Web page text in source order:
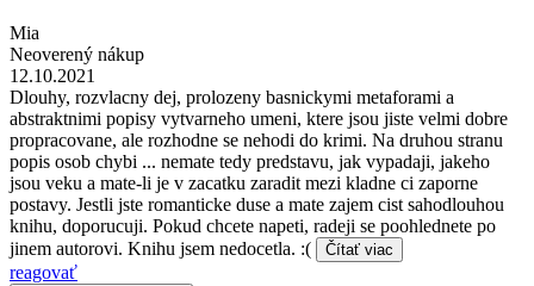
Mia
Neoverený nákup
12.10.2021
Dlouhy, rozvlacny dej, prolozeny basnickymi metaforami a
abstraktnimi popisy vytvarneho umeni, ktere jsou jiste velmi dobre
propracovane, ale rozhodne se nehodi do krimi. Na druhou stranu
popis osob chybi ... nemate tedy predstavu, jak vypadaji, jakeho
jsou veku a mate-li je v zacatku zaradit mezi kladne ci zaporne
postavy. Jestli jste romanticke duse a mate zajem cist sahodlouhou
knihu, doporucuji. Pokud chcete napeti, radeji se poohlednete po
jinem autorovi. Knihu jsem nedocetla. :(
Čítať viac
reagovať